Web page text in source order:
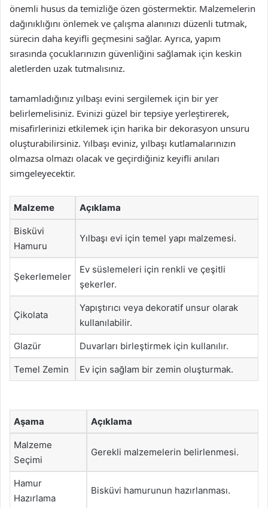
önemli husus da temizliğe özen göstermektir. Malzemelerin
dağınıklığını önlemek ve çalışma alanınızı düzenli tutmak,
sürecin daha keyifli geçmesini sağlar. Ayrıca, yapım
sırasında çocuklarınızın güvenliğini sağlamak için keskin
aletlerden uzak tutmalısınız.
tamamladığınız yılbaşı evini sergilemek için bir yer
belirlemelisiniz. Evinizi güzel bir tepsiye yerleştirerek,
misafirlerinizi etkilemek için harika bir dekorasyon unsuru
oluşturabilirsiniz. Yılbaşı eviniz, yılbaşı kutlamalarınızın
olmazsa olmazı olacak ve geçirdiğiniz keyifli anıları
simgeleyecektir.
Malzeme Açıklama
Bisküvi
Hamuru
Yılbaşı evi için temel yapı malzemesi.
Şekerlemeler
Ev süslemeleri için renkli ve çeşitli
şekerler.
Çikolata
Yapıştırıcı veya dekoratif unsur olarak
kullanılabilir.
Glazür Duvarları birleştirmek için kullanılır.
Temel Zemin Ev için sağlam bir zemin oluşturmak.
Aşama Açıklama
Malzeme
Seçimi
Gerekli malzemelerin belirlenmesi.
Hamur
Hazırlama
Bisküvi hamurunun hazırlanması.